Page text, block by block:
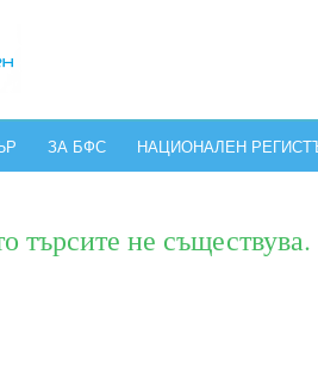
ЗА БФС НАЦИОНАЛЕН
търсите не съществува.